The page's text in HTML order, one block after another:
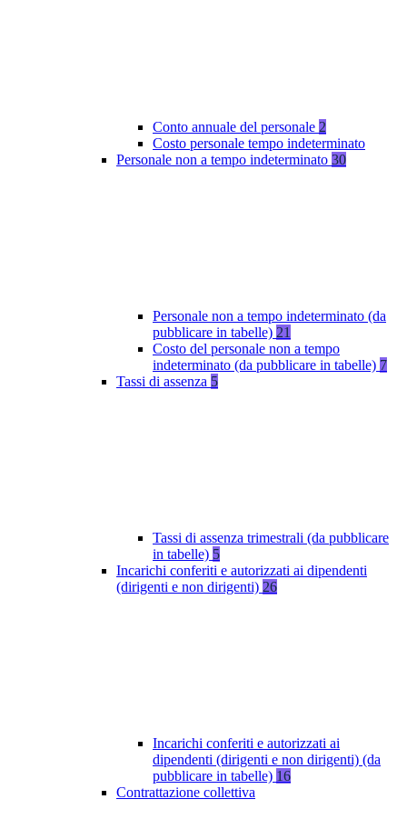
Conto annuale del personale 2
Costo personale tempo indeterminato
Personale non a tempo indeterminato 30
Personale non a tempo indeterminato (da
pubblicare in tabelle) 21
Costo del personale non a tempo
indeterminato (da pubblicare in tabelle) 7
Tassi di assenza 5
Tassi di assenza trimestrali (da pubblicare
in tabelle) 5
Incarichi conferiti e autorizzati ai dipendenti
(dirigenti e non dirigenti) 26
Incarichi conferiti e autorizzati ai
dipendenti (dirigenti e non dirigenti) (da
pubblicare in tabelle) 16
Contrattazione collettiva